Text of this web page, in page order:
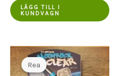
€650.00.
LÄGG TILL I
KUNDVAGN
Rea
Rea